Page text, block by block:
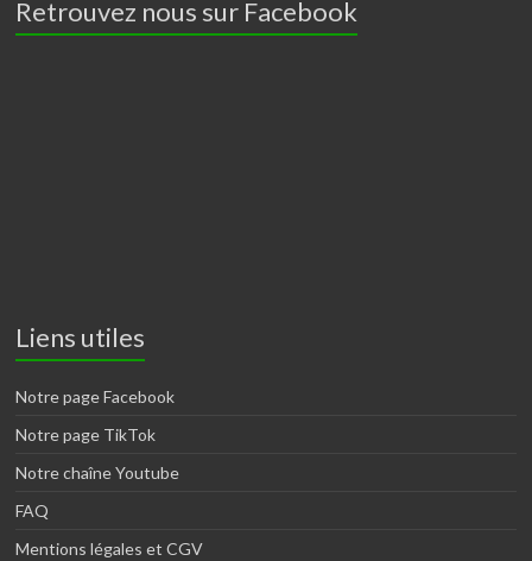
Retrouvez nous sur Facebook
Liens utiles
Notre page Facebook
Notre page TikTok
Notre chaîne Youtube
FAQ
Mentions légales et CGV